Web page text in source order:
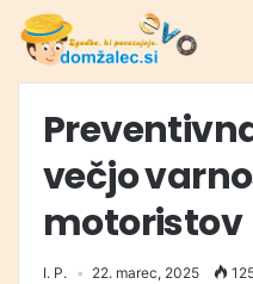
večjo
motoristov
I. P. 22. marec, 2025